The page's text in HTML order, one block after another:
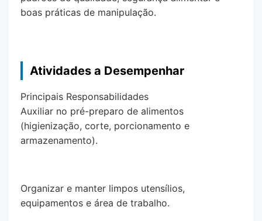
boas práticas de manipulação.
Atividades a Desempenhar
Principais Responsabilidades
Auxiliar no pré-preparo de alimentos
(higienização, corte, porcionamento e
armazenamento).
Organizar e manter limpos utensílios,
equipamentos e área de trabalho.